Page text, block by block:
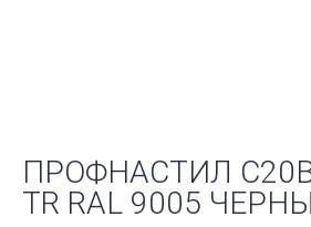
ПРОФНАСТИЛ C20B
TR RAL 9005